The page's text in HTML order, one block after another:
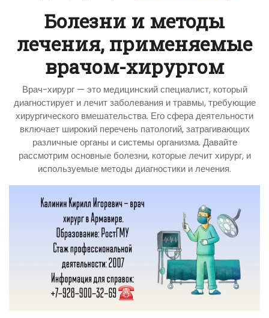
Болезни и методы
лечения, применяемые
врачом-хирургом
Врач-хирург — это медицинский специалист, который
диагностирует и лечит заболевания и травмы, требующие
хирургического вмешательства. Его сфера деятельности
включает широкий перечень патологий, затрагивающих
различные органы и системы организма. Давайте
рассмотрим основные болезни, которые лечит хирург, и
используемые методы диагностики и лечения.